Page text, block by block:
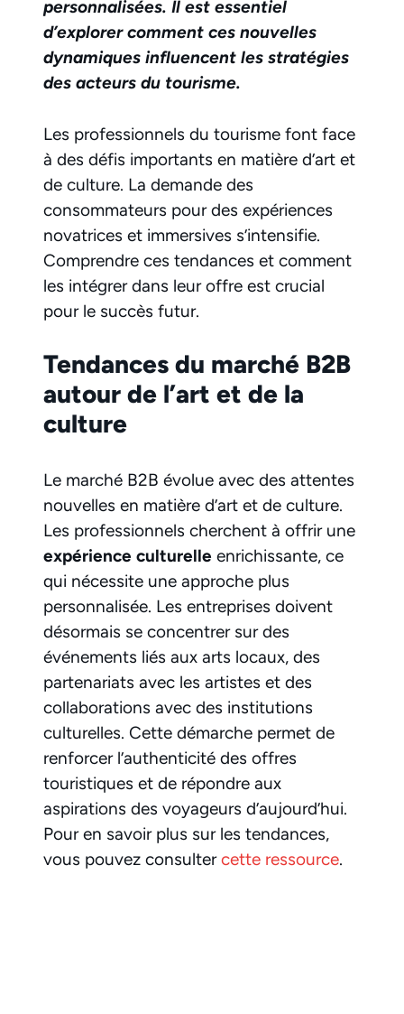
personnalisées. Il est essentiel
d’explorer comment ces nouvelles
dynamiques influencent les stratégies
des acteurs du tourisme.
Les professionnels du tourisme font face
à des défis importants en matière d’art et
de culture. La demande des
consommateurs pour des expériences
novatrices et immersives s’intensifie.
Comprendre ces tendances et comment
les intégrer dans leur offre est crucial
pour le succès futur.
Tendances du marché B2B
autour de l’art et de la
culture
Le marché B2B évolue avec des attentes
nouvelles en matière d’art et de culture.
Les professionnels cherchent à offrir une
expérience culturelle enrichissante, ce
qui nécessite une approche plus
personnalisée. Les entreprises doivent
désormais se concentrer sur des
événements liés aux arts locaux, des
partenariats avec les artistes et des
collaborations avec des institutions
culturelles. Cette démarche permet de
renforcer l’authenticité des offres
touristiques et de répondre aux
aspirations des voyageurs d’aujourd’hui.
Pour en savoir plus sur les tendances,
vous pouvez consultercette ressource.